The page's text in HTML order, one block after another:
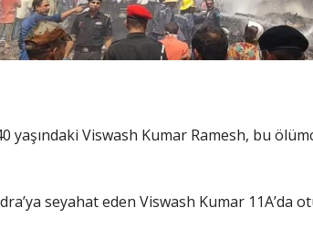
yaşındaki Viswash Kumar Ramesh, bu
seyahat eden Viswash Kumar 11A’da